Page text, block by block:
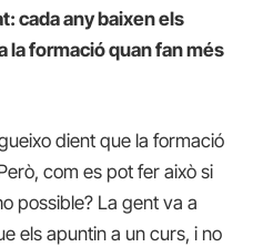
cada any baixen els
la formació quan fan més
dient que la formació
com es pot fer això si
possible? La gent va a
els apuntin a un curs, i no